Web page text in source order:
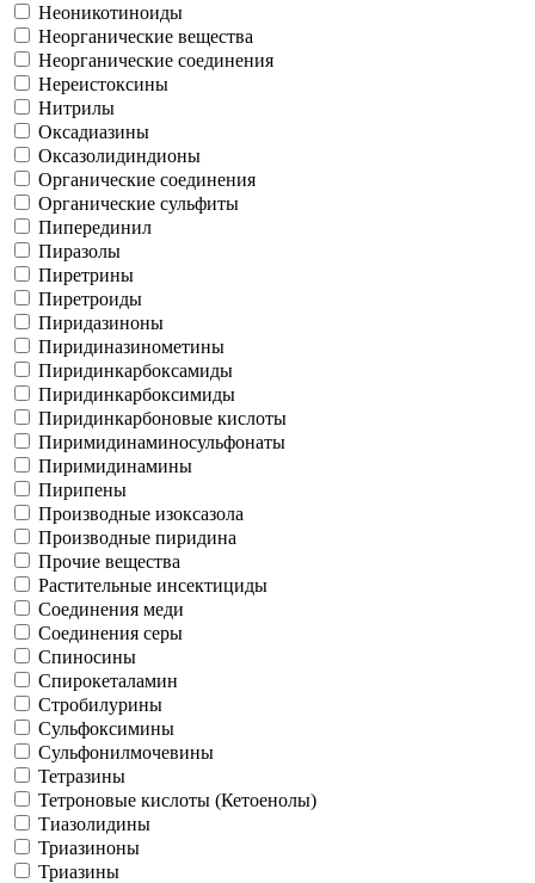
Неоникотиноиды
Неорганические вещества
Неорганические соединения
Нереистоксины
Нитрилы
Оксадиазины
Оксазолидиндионы
Органические соединения
Органические сульфиты
Пиперединил
Пиразолы
Пиретрины
Пиретроиды
Пиридазиноны
Пиридиназинометины
Пиридинкарбоксамиды
Пиридинкарбоксимиды
Пиридинкарбоновые кислоты
Пиримидинаминосульфонаты
Пиримидинамины
Пирипены
Производные изоксазола
Производные пиридина
Прочие вещества
Растительные инсектициды
Соединения меди
Соединения серы
Спиносины
Спирокеталамин
Стробилурины
Сульфоксимины
Сульфонилмочевины
Тетразины
Тетроновые кислоты (Кетоенолы)
Тиазолидины
Триазиноны
Триазины